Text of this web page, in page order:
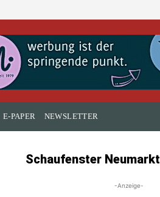
E-PAPER NEWSLETTER
Schaufenster Neumarkt
-Anzeige-